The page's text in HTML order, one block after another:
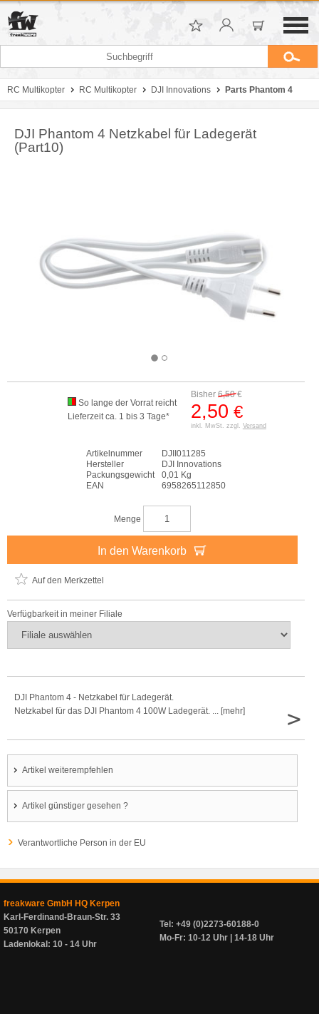
RC Multikopter RC Multikopter DJI Innovations Parts Phantom 4
DJI Phantom 4 Netzkabel für Ladegerät
(Part10)
Bisher 6,50€
2,50 €
inkl. MwSt. zzgl. Versand
So lange der Vorrat reicht
Lieferzeit ca. 1 bis 3 Tage*
Artikelnummer
DJII011285
Hersteller
DJI Innovations
Packungsgewicht
0,01 Kg
EAN
6958265112850
Menge
In den Warenkorb
Auf den Merkzettel
Verfügbarkeit in meiner Filiale
DJI Phantom 4 - Netzkabel für Ladegerät.
Netzkabel für das DJI Phantom 4 100W Ladegerät. ... [mehr]
>
Artikel weiterempfehlen
Artikel günstiger gesehen ?
Verantwortliche Person in der EU
freakware GmbH HQ Kerpen
Karl-Ferdinand-Braun-Str. 33
50170 Kerpen
Ladenlokal: 10 - 14 Uhr
Tel: +49 (0)2273-60188-0
Mo-Fr: 10-12 Uhr | 14-18 Uhr